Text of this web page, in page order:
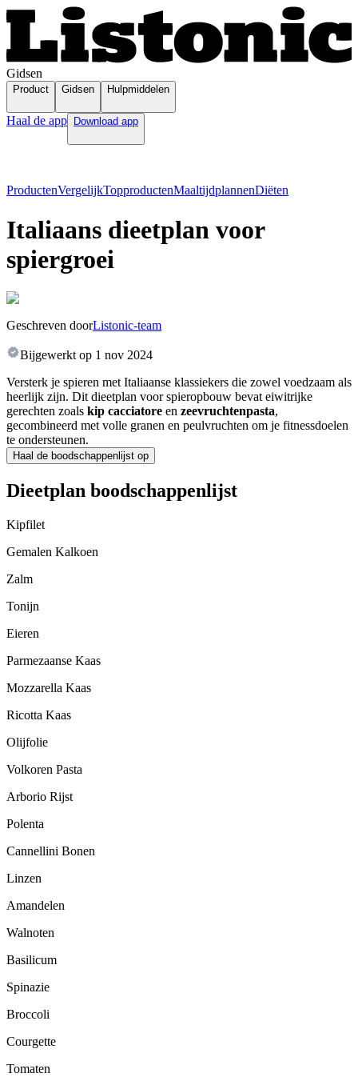
Gidsen
Product Gidsen Hulpmiddelen
Haal de app Download app
ProductenVergelijkTopproductenMaaltijdplannenDiëten
Italiaans dieetplan voor
spiergroei
Geschreven doorListonic-team
Bijgewerkt op 1 nov 2024
Versterk je spieren met Italiaanse klassiekers die zowel voedzaam als
heerlijk zijn. Dit dieetplan voor spieropbouw bevat eiwitrijke
gerechten zoals kip cacciatore en zeevruchtenpasta,
gecombineerd met volle granen en peulvruchten om je fitnessdoelen
te ondersteunen.
Haal de boodschappenlijst op
Dieetplan boodschappenlijst
Kipfilet
Gemalen Kalkoen
Zalm
Tonijn
Eieren
Parmezaanse Kaas
Mozzarella Kaas
Ricotta Kaas
Olijfolie
Volkoren Pasta
Arborio Rijst
Polenta
Cannellini Bonen
Linzen
Amandelen
Walnoten
Basilicum
Spinazie
Broccoli
Courgette
Tomaten